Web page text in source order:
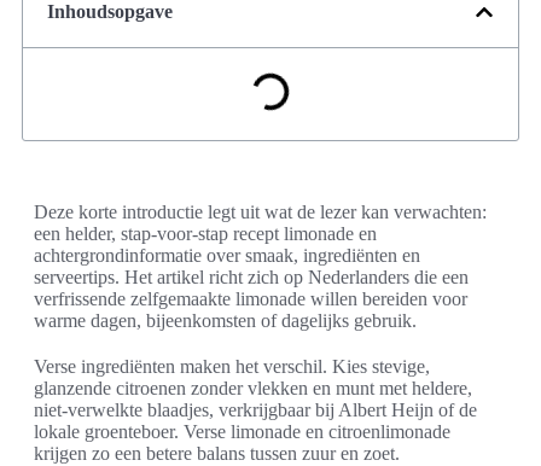
Inhoudsopgave
Deze korte introductie legt uit wat de lezer kan verwachten:
een helder, stap-voor-stap recept limonade en
achtergrondinformatie over smaak, ingrediënten en
serveertips. Het artikel richt zich op Nederlanders die een
verfrissende zelfgemaakte limonade willen bereiden voor
warme dagen, bijeenkomsten of dagelijks gebruik.
Verse ingrediënten maken het verschil. Kies stevige,
glanzende citroenen zonder vlekken en munt met heldere,
niet-verwelkte blaadjes, verkrijgbaar bij Albert Heijn of de
lokale groenteboer. Verse limonade en citroenlimonade
krijgen zo een betere balans tussen zuur en zoet.